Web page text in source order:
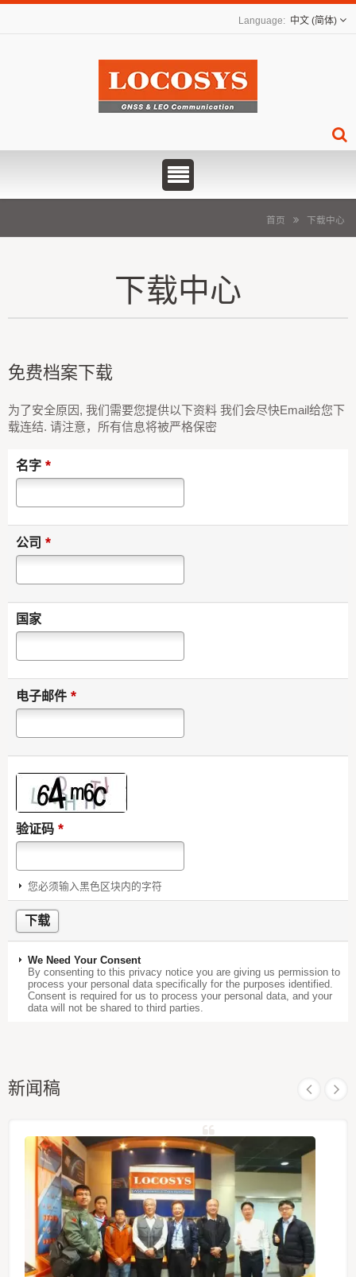
中文 (简体)
首页 下载中心
下载中心
免费档案下载
为了安全原因, 我们需要您提供以下资料 我们会尽快Email给您下
载连结. 请注意，所有信息将被严格保密
名字 *
公司 *
国家
电子邮件 *
验证码 *
您必须输入黑色区块内的字符
We Need Your Consent
By consenting to this privacy notice you are giving us permission to
process your personal data specifically for the purposes identified.
Consent is required for us to process your personal data, and your
data will not be shared to third parties.
新闻稿